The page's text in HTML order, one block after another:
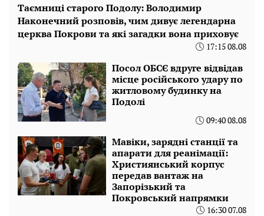
Таємниці старого Подолу: Володимир
Наконечний розповів, чим дивує легендарна
церква Покрови та які загадки вона приховує
17:15 08.08
Посол ОБСЄ вдруге відвідав
місце російського удару по
житловому будинку на
Подолі
09:40 08.08
Мавіки, зарядні станції та
апарати для реанімації:
Християнський корпус
передав вантаж на
Запорізький та
Покровський напрямки
16:30 07.08